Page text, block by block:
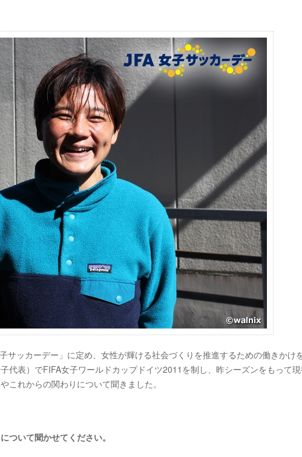
サッカーデー」に定め、女性が輝ける社会づくりを推進するための働きかけ
代表）でFIFA女子ワールドカップドイツ2011を制し、昨シーズンをもって
これからの関わりについて聞きました。
いて聞かせてください。